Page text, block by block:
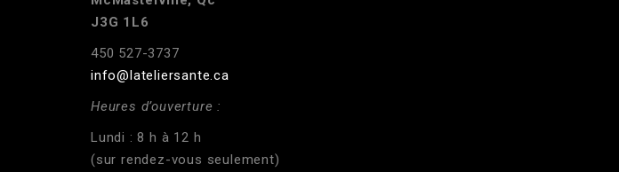
J3G 1L6
450 527-3737
info@lateliersante.ca
Heures d’ouverture :
Lundi : 8 h à 12 h
(sur rendez-vous seulement)